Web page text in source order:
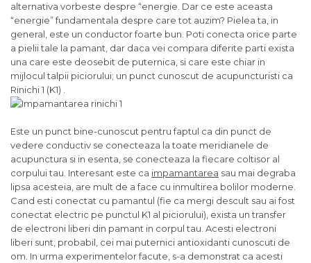
alternativa vorbeste despre “energie. Dar ce este aceasta
“energie” fundamentala despre care tot auzim? Pielea ta, in
general, este un conductor foarte bun. Poti conecta orice parte
a pielii tale la pamant, dar daca vei compara diferite parti exista
una care este deosebit de puternica, si care este chiar in
mijlocul talpii piciorului; un punct cunoscut de acupuncturisti ca
Rinichi 1 (K1) .
Este un punct bine-cunoscut pentru faptul ca din punct de
vedere conductiv se conecteaza la toate meridianele de
acupunctura si in esenta, se conecteaza la fiecare coltisor al
corpului tau. Interesant este ca impamantarea sau mai degraba
lipsa acesteia, are mult de a face cu inmultirea bolilor moderne.
Cand esti conectat cu pamantul (fie ca mergi descult sau ai fost
conectat electric pe punctul K1 al piciorului), exista un transfer
de electroni liberi din pamant in corpul tau. Acesti electroni
liberi sunt, probabil, cei mai puternici antioxidanti cunoscuti de
om. In urma experimentelor facute, s-a demonstrat ca acesti